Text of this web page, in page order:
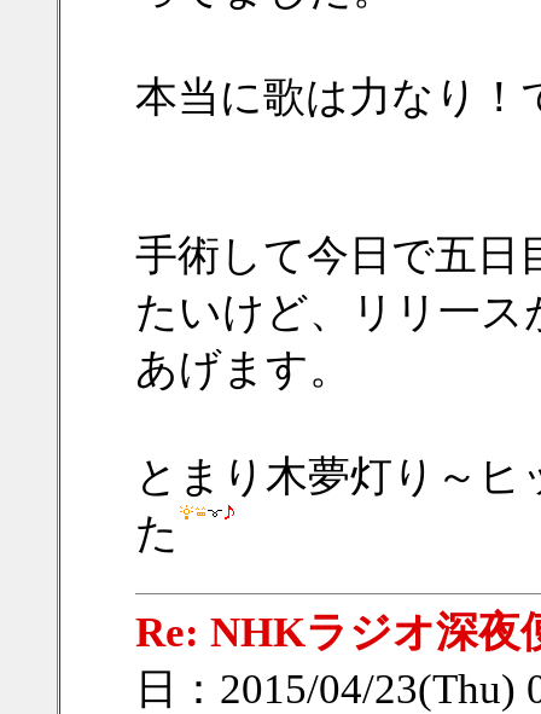
本当に歌は力なり！
手術して今日で五日
たいけど、リリ一
あげます。
とまり木夢灯り～ヒ
た
Re: NHKラジオ深夜
日：2015/04/